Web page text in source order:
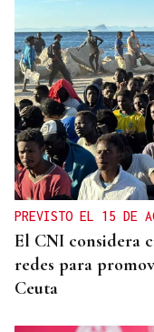
PREVISTO EL 15 DE
El CNI considera
redes para
Ceuta